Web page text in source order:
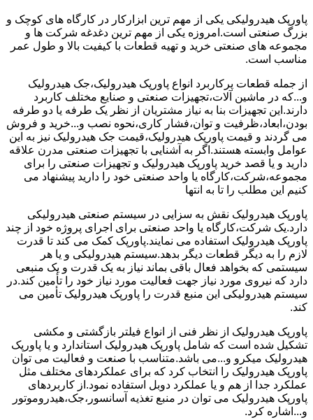
پاورپک هیدرولیکی یکی از مهم ترین ابزارکار در کارگاه های کوچک و
بزرگ صنعتی است.امروزه یکی از مهم ترین دغدغه شرکت ها و
مجموعه های صنعتی خرید و تهیه قطعات با کیفیت بالا و طول عمر
مناسب است.
از جمله قطعات پرکاربرد انواع پاورپک هیدرولیک،جک هیدرولیک
و...که در ماشین آلات،تجهیزات صنعتی و صنایع مختلف کاربرد
دارند.این تجهیزات بنا به نیاز مشتریان از نظر یک طرفه یا دو طرفه
بودن،ابعاد،ظرفیت و توان،فشار کاری،نحوه نصب و...خرید و فروش
می گردند و قیمت پاورپک هیدرولیک،قیمت جک هیدرولیک نیز به این
عوامل وابسته هستند.اگر به آشنایی با تجهیزات صنعتی مدرن علاقه
دارید و یا قصد خرید پاورپک هیدرولیک و تجهیزات صنعتی را برای
مجموعه،شرکت،کارگاه یا واحد صنعتی خود را دارید پیشنهاد می
کنیم این مطلب را تا به انتها
پاورپک هیدرولیک نقش به سزایی در سیستم صنعتی هیدرولیکی
دارد.یک شرکت،کارگاه یا واحد صنعتی برای اجرای پروژه خود از چند
پاورپک هیدرولیک استفاده می نمایند.پاورپک کمک می کند تا قدرت
لازم را به دیگر قطعات دیگر بدهد.سیستم هیدرولیکی و یا هر
سیستمی که بخواهد فعال باقی بماند نیاز به یک قدرت و یک منبعی
دارد که نیروی مورد نیاز جهت فعالیت مورد نیاز خود را تأمین کند.در
سیستم هیدرولیکی این منبع قدرت را پاورپک هیدرولیک تأمین می
کند.
پاورپک هیدرولیک از نظر فنی از انواع فیلتر بازگشتی و مکشی
تشکیل شده است که شامل پاورپک هیدرولیک استاندارد و یا پاورپک
هیدرولیک میکرو و...می باشد.متناسب با صنعت و فعالیت می توان
پاورپک هیدرولیک را انتخاب کرد که برای عملکردهای مختلف مثل
عملکرد جدا از هم و یا عملکرد دوبل استفاده نمود.از کاربردهای
پاورپک هیدرولیک می توان در منبع تغذیه آسانسور،جک،هیدروموتور
و...اشاره کرد.